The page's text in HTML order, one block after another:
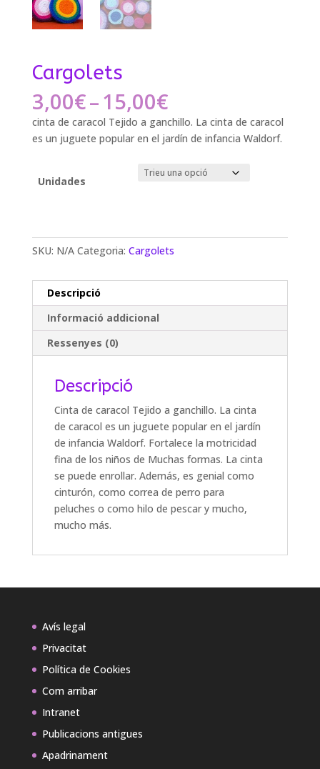
Cargolets
3,00€–15,00€Interval
de
preus:
3,00€
a
15,00€
cinta de caracol Tejido a ganchillo. La cinta de caracol
es un juguete popular en el jardín de infancia Waldorf.
Unidades
SKU: N/A Categoria: Cargolets
Descripció
Informació addicional
Ressenyes (0)
Descripció
Cinta de caracol Tejido a ganchillo. La cinta
de caracol es un juguete popular en el jardín
de infancia Waldorf. Fortalece la motricidad
fina de los niños de Muchas formas. La cinta
se puede enrollar. Además, es genial como
cinturón, como correa de perro para
peluches o como hilo de pescar y mucho,
mucho más.
Avís legal
Privacitat
Política de Cookies
Com arribar
Intranet
Publicacions antigues
Apadrinament